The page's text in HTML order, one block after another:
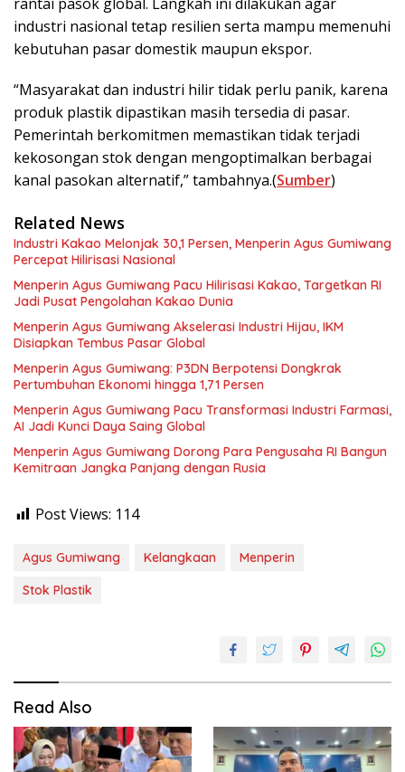
industri nasional tetap resilien serta mampu memenuhi
kebutuhan pasar domestik maupun ekspor.
“Masyarakat dan industri hilir tidak perlu panik, karena
produk plastik dipastikan masih tersedia di pasar.
Pemerintah berkomitmen memastikan tidak terjadi
kekosongan stok dengan mengoptimalkan berbagai
kanal pasokan alternatif,” tambahnya.(Sumber)
Related News
Industri Kakao Melonjak 30,1 Persen, Menperin Agus Gumiwang
Percepat Hilirisasi Nasional
Menperin Agus Gumiwang Pacu Hilirisasi Kakao, Targetkan RI
Jadi Pusat Pengolahan Kakao Dunia
Menperin Agus Gumiwang Akselerasi Industri Hijau, IKM
Disiapkan Tembus Pasar Global
Menperin Agus Gumiwang: P3DN Berpotensi Dongkrak
Pertumbuhan Ekonomi hingga 1,71 Persen
Menperin Agus Gumiwang Pacu Transformasi Industri Farmasi,
AI Jadi Kunci Daya Saing Global
Menperin Agus Gumiwang Dorong Para Pengusaha RI Bangun
Kemitraan Jangka Panjang dengan Rusia
Post Views: 114
Agus Gumiwang Kelangkaan
Menperin
Stok Plastik
Read Also